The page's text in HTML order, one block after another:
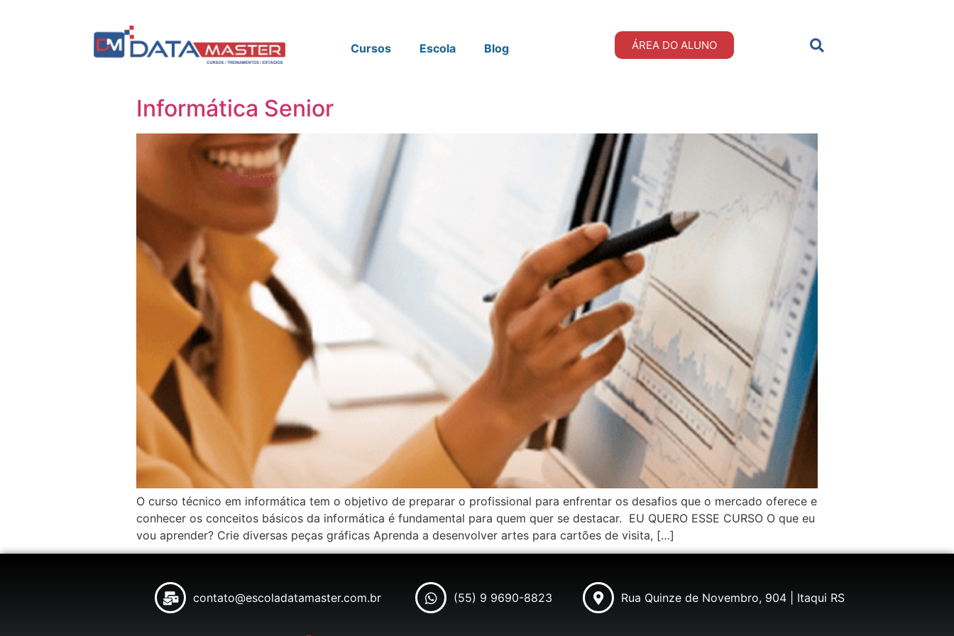
Cursos Escola Blog ÁREA DO ALUNO
Informática Senior
O curso técnico em informática tem o objetivo de preparar o profissional para enfrentar os desafios que o mercado oferece e
conhecer os conceitos básicos da informática é fundamental para quem quer se destacar. EU QUERO ESSE CURSO O que eu
vou aprender? Crie diversas peças gráficas Aprenda a desenvolver artes para cartões de visita, […]
contato@escoladatamaster.com.br (55) 9 9690-8823 Rua Quinze de Novembro, 904 | Itaqui RS